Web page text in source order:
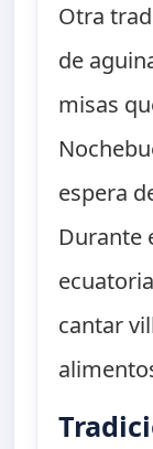
Otra
de
misas
espera
Durante
cantar